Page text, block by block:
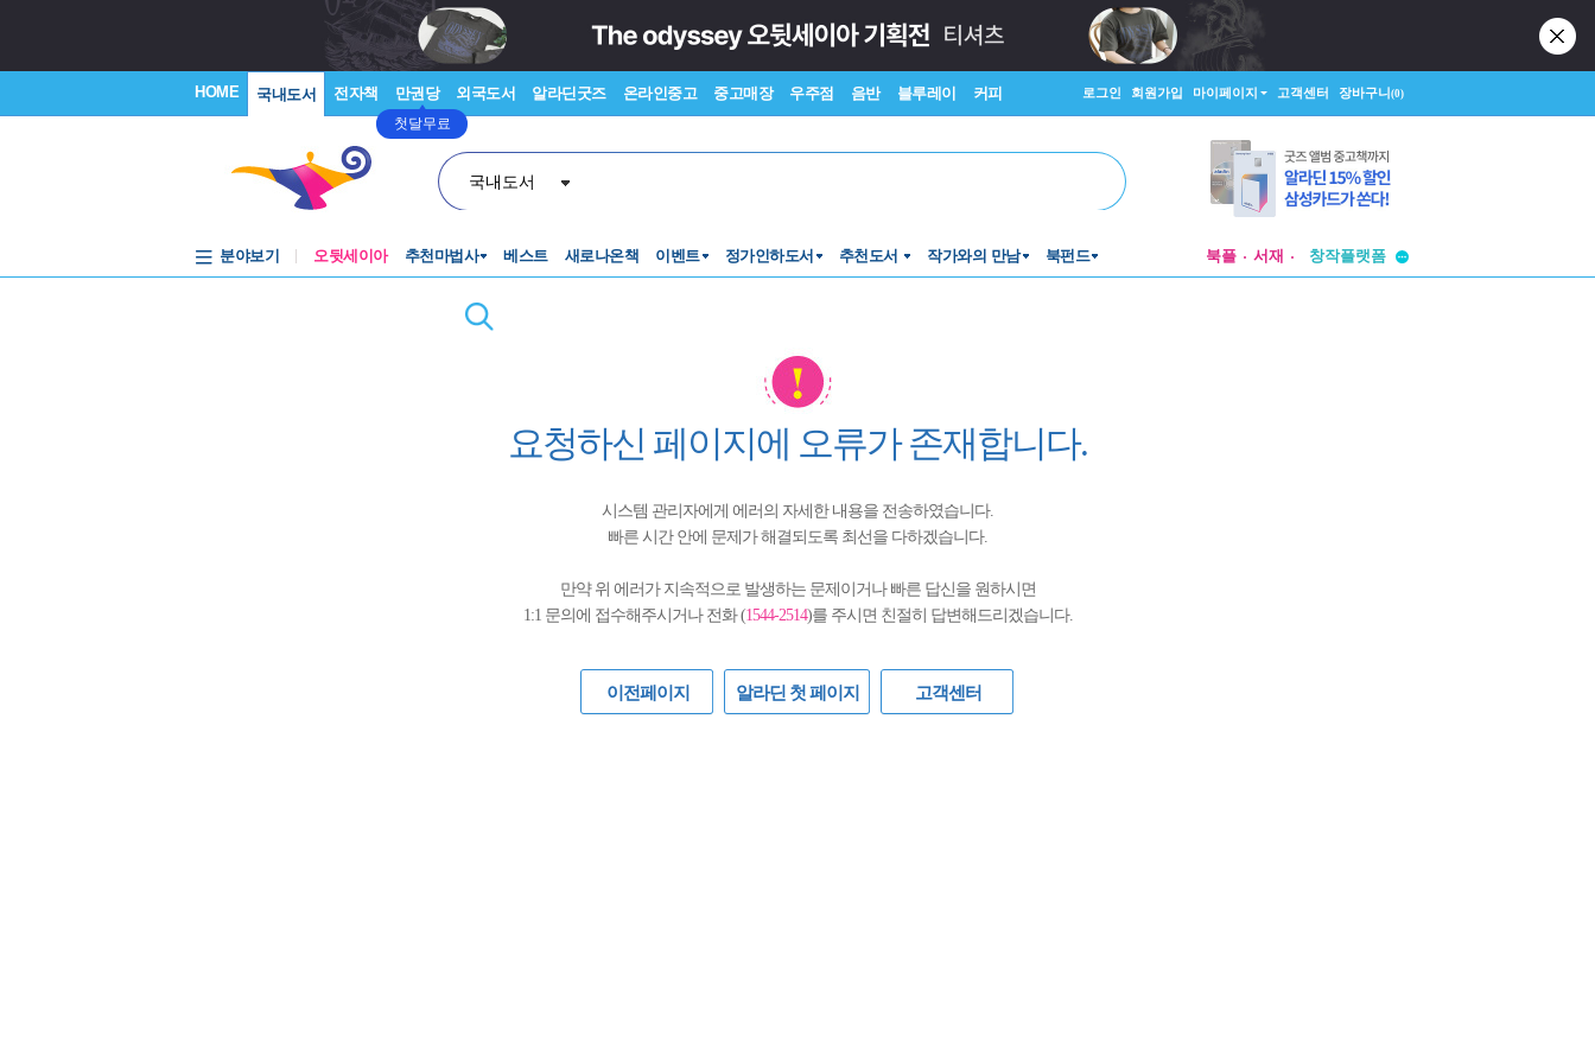
HOME 국내도서 전자책 만권당
첫달무료
외국도서 알라딘굿즈 온라인중고 중고매장 우주점 음반 블루레이 커피 로그인 회원가입 마이페이지 고객센터 장바구니(0)
국내도서
분야보기 오뒷세이아 추천마법사 베스트 새로나온책 이벤트 정가인하도서 추천도서 작가와의 만남 북펀드 북플 서재
창작플랫폼
요청하신 페이지에 오류가 존재합니다.
시스템 관리자에게 에러의 자세한 내용을 전송하였습니다.
빠른 시간 안에 문제가 해결되도록 최선을 다하겠습니다.
만약 위 에러가 지속적으로 발생하는 문제이거나 빠른 답신을 원하시면
1:1 문의에 접수해주시거나 전화 (1544-2514)를 주시면 친절히 답변해드리겠습니다.
이전페이지 알라딘 첫 페이지 고객센터